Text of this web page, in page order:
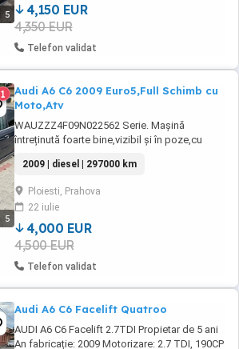
5
4,150 EUR
4,350 EUR
Telefon validat
5
1
Audi A6 C6 2009 Euro5,Full Schimb cu
Moto,Atv
WAUZZZ4F09N022562 Serie. Mașină
întreținută foarte bine,vizibil și în poze,cu
la zi,carte service,fără probleme sau
ascunzișuri,motorul și cutia rulează
perfect,raport car-vertical pe verde,km
297.000,nu necesită investiții,nu scoate
fum,pornește sfert ...
2009 | diesel | 297000 km
Ploiesti, Prahova
22 iulie
4,000 EUR
4,500 EUR
Telefon validat
Audi A6 C6 Facelift Quatroo
AUDI A6 C6 Facelift 2.7TDI Propietar de 5 ani
An fabricație: 2009 Motorizare: 2.7 TDI, 190CP